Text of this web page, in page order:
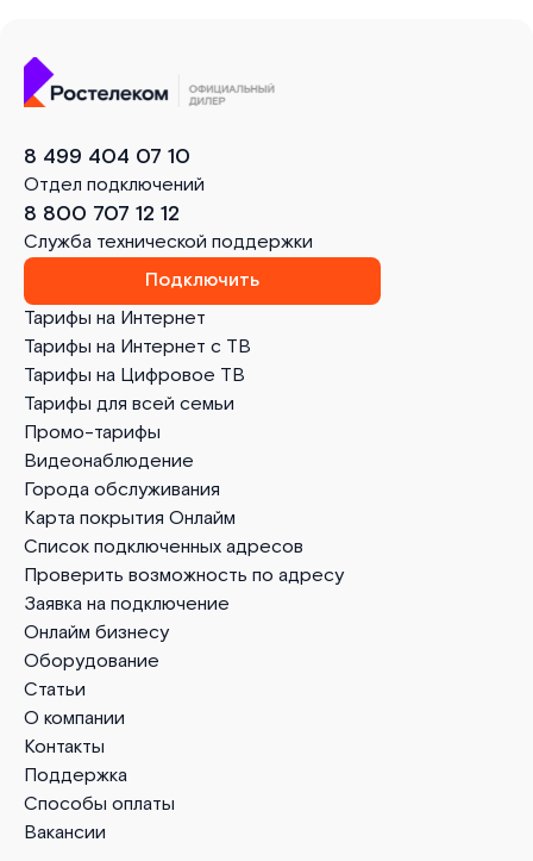
Тарифы на Интернет
Тарифы на Интернет с ТВ
Тарифы на Цифровое ТВ
Тарифы для всей семьи
Промо-тарифы
Видеонаблюдение
Города обслуживания
Карта покрытия Онлайм
Список подключенных адресов
Проверить возможность по адресу
Заявка на подключение
Онлайм бизнесу
Оборудование
Статьи
О компании
Контакты
Поддержка
Способы оплаты
Вакансии
8 499 404 07 10
Отдел подключений
8 800 707 12 12
Служба технической поддержки
Подключить